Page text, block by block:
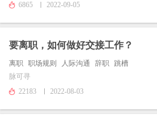
6865
2022-09-05
要离职，如何做好交接工作？
离职 职场规则 人际沟通 辞职 跳槽
脉可寻
22183
2022-08-03